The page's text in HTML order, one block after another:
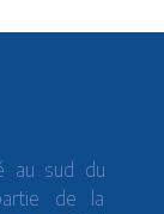
au sud du
de la